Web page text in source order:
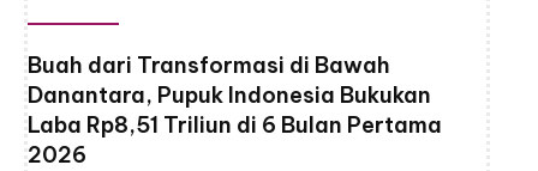
Buah dari Transformasi di Bawah
Danantara, Pupuk Indonesia Bukukan
Laba Rp8,51 Triliun di 6 Bulan Pertama
2026